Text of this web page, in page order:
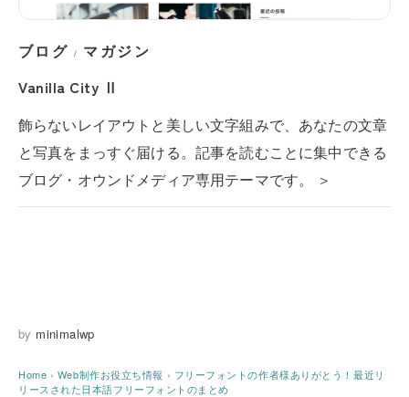
ブログ / マガジン
Vanilla City Ⅱ
飾らないレイアウトと美しい文字組みで、あなたの文章
と写真をまっすぐ届ける。記事を読むことに集中できる
ブログ・オウンドメディア専用テーマです。 ＞
by minimalwp
Home › Web制作お役立ち情報 › フリーフォントの作者様ありがとう！最近リ
リースされた日本語フリーフォントのまとめ